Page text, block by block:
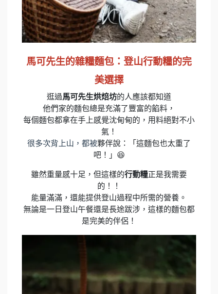
馬可先生的雜糧麵包：登山行動糧的完
美選擇
逛過馬可先生烘焙坊的人應該都知道
他們家的麵包總是充滿了豐富的餡料，
每個麵包都拿在手上感覺沈甸甸的，用料絕對不小
氣！
很多次背上山，都被夥伴說：「這麵包也太重了
吧！」😆
雖然重量感十足，但這樣的行動糧正是我需要
的！！
能量滿滿，還能提供登山過程中所需的營養。
無論是一日登山午餐還是長途跋涉，這樣的麵包都
是完美的伴侶！